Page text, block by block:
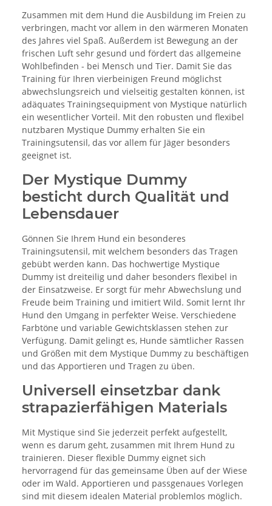
Zusammen mit dem Hund die Ausbildung im Freien zu
verbringen, macht vor allem in den wärmeren Monaten
des Jahres viel Spaß. Außerdem ist Bewegung an der
frischen Luft sehr gesund und fördert das allgemeine
Wohlbefinden - bei Mensch und Tier. Damit Sie das
Training für Ihren vierbeinigen Freund möglichst
abwechslungsreich und vielseitig gestalten können, ist
adäquates Trainingsequipment von Mystique natürlich
ein wesentlicher Vorteil. Mit den robusten und flexibel
nutzbaren Mystique Dummy erhalten Sie ein
Trainingsutensil, das vor allem für Jäger besonders
geeignet ist.
Der Mystique Dummy
besticht durch Qualität und
Lebensdauer
Gönnen Sie Ihrem Hund ein besonderes
Trainingsutensil, mit welchem besonders das Tragen
gebübt werden kann. Das hochwertige Mystique
Dummy ist dreiteilig und daher besonders flexibel in
der Einsatzweise. Er sorgt für mehr Abwechslung und
Freude beim Training und imitiert Wild. Somit lernt Ihr
Hund den Umgang in perfekter Weise. Verschiedene
Farbtöne und variable Gewichtsklassen stehen zur
Verfügung. Damit gelingt es, Hunde sämtlicher Rassen
und Größen mit dem Mystique Dummy zu beschäftigen
und das Apportieren und Tragen zu üben.
Universell einsetzbar dank
strapazierfähigen Materials
Mit Mystique sind Sie jederzeit perfekt aufgestellt,
wenn es darum geht, zusammen mit Ihrem Hund zu
trainieren. Dieser flexible Dummy eignet sich
hervorragend für das gemeinsame Üben auf der Wiese
oder im Wald. Apportieren und passgenaues Vorlegen
sind mit diesem idealen Material problemlos möglich.